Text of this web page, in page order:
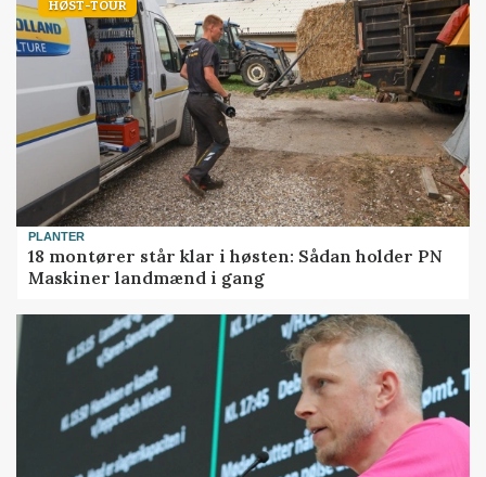
HØST-TOUR
PLANTER
18 montører står klar i høsten: Sådan holder PN
Maskiner landmænd i gang